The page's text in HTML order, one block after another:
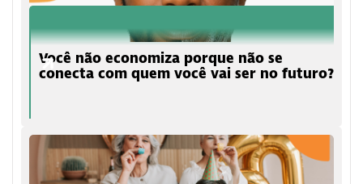
Você não economiza porque não se
conecta com quem você vai ser no futuro?